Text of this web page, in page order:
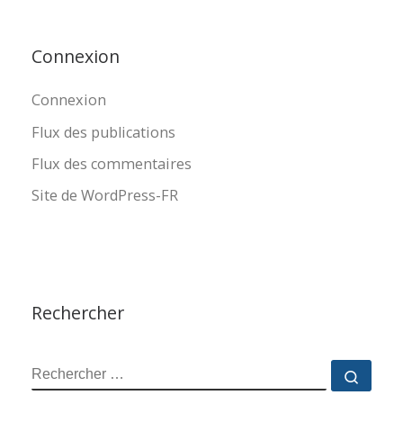
Connexion
Connexion
Flux des publications
Flux des commentaires
Site de WordPress-FR
Rechercher
RECHERCHER